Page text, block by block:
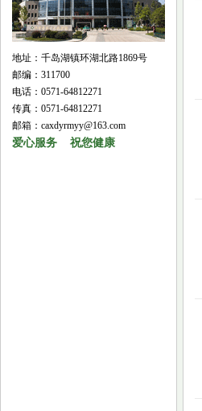
地址：千岛湖镇环湖北路1869号
邮编：311700
电话：0571-64812271
传真：0571-64812271
邮箱：caxdyrmyy@163.com
爱心服务 祝您健康